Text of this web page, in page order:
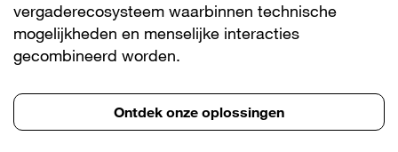
vergaderecosysteem waarbinnen technische
mogelijkheden en menselijke interacties
gecombineerd worden.
Ontdek onze oplossingen